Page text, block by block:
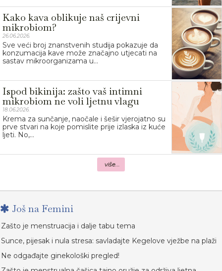
Kako kava oblikuje naš crijevni
mikrobiom?
26.06.2026.
Sve veći broj znanstvenih studija pokazuje da
konzumacija kave može značajno utjecati na
sastav mikroorganizama u...
Ispod bikinija: zašto vaš intimni
mikrobiom ne voli ljetnu vlagu
18.06.2026.
Krema za sunčanje, naočale i šešir vjerojatno su
prve stvari na koje pomislite prije izlaska iz kuće
ljeti. No,...
više...
Još na Femini
Zašto je menstruacija i dalje tabu tema
Sunce, pijesak i nula stresa: savladajte Kegelove vježbe na plaži
Ne odgađajte ginekološki pregled!